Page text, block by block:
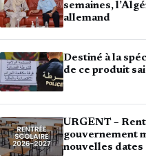
semaines,
allemand
Destiné à la
de ce produit
URGENT –
gouvernement
nouvelles dates